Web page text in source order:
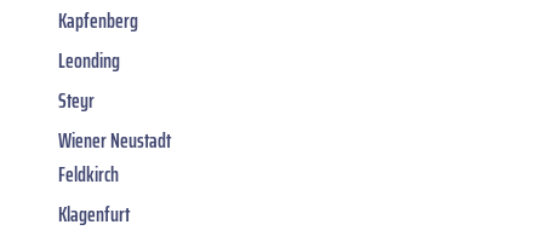
Kapfenberg
Leonding
Steyr
Wiener Neustadt
Feldkirch
Klagenfurt